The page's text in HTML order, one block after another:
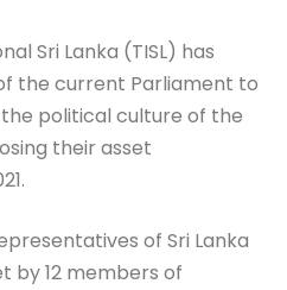
Sri Lanka (TISL) has
the current Parliament to
political culture of the
their asset
of Sri Lanka
by 12 members of